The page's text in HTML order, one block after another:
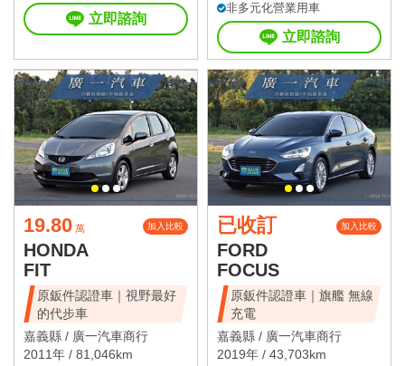
立即諮詢
非多元化營業用車
立即諮詢
19.80 萬 加入比較
HONDA
FIT
原鈑件認證車｜視野最好
的代步車
嘉義縣 / 廣一汽車商行
2011年 / 81,046km
已收訂 加入比較
FORD
FOCUS
原鈑件認證車｜旗艦 無線
充電
嘉義縣 / 廣一汽車商行
2019年 / 43,703km